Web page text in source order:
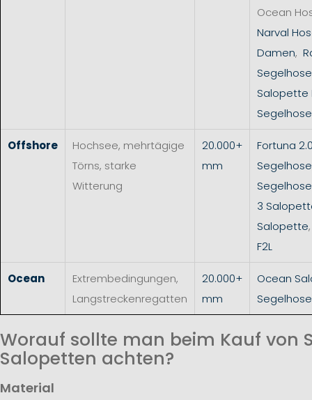
Ocean
Narval
Damen,
Segelhose
Salopette
Segelhose
Offshore
Hochsee, mehrtägige
Törns, starke
Witterung
20.000+
mm
Fortuna
Segelhose
3
Salopette
F2L
Ocean
Extrembedingungen,
Langstreckenregatten
20.000+
mm
Ocean
Segelhose
Worauf sollte man beim Kauf von
Salopetten achten?
Material